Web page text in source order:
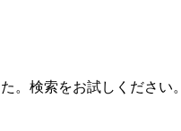
。検索をお試しください。